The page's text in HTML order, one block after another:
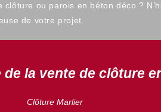
ou parois en béton déco ?
de votre projet.
de la vente de clôture
Clôture Marlier